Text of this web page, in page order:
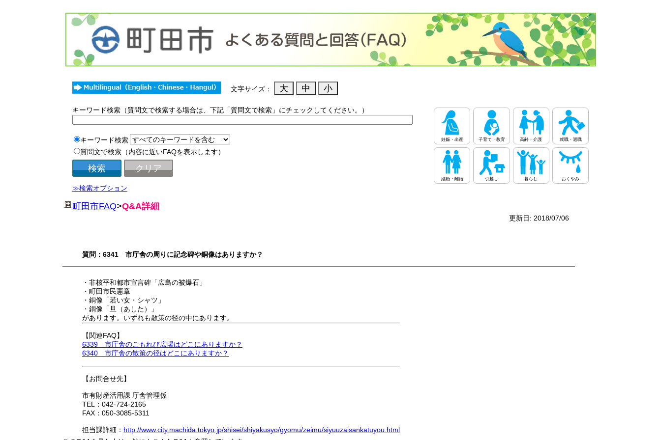
文字サイズ：
キーワード検索（質問文で検索する場合は、下記「質問文で検索」にチェックしてください。）
キーワード検索
質問文で検索（内容に近いFAQを表示します）
≫検索オプション
町田市FAQ>Q&A詳細
更新日: 2018/07/06
質問：6341 市庁舎の周りに記念碑や銅像はありますか？
・非核平和都市宣言碑「広島の被爆石」
・町田市民憲章
・銅像「若い女・シャツ」
・銅像「旦（あした）」
があります。いずれも散策の径の中にあります。
【関連FAQ】
6339 市庁舎のこもれび広場はどこにありますか？
6340 市庁舎の散策の径はどこにありますか？
【お問合せ先】
市有財産活用課 庁舎管理係
TEL：042-724-2165
FAX：050-3085-5311
担当課詳細： http://www.city.machida.tokyo.jp/shisei/shiyakusyo/gyomu/zeimu/siyuuzaisankatuyou.html
妊娠・出産 子育て・教育 高齢・介護 就職・退職
結婚・離婚 引越し 暮らし おくやみ